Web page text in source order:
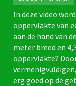
In deze video
oppervlakte van
aan de hand van
meter breed en
oppervlakte?
erg goed op de